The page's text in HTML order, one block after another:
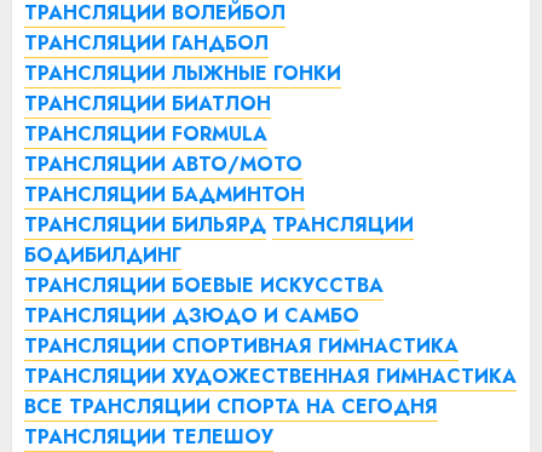
ТРАНСЛЯЦИИ ВОЛЕЙБОЛ
ТРАНСЛЯЦИИ ГАНДБОЛ
ТРАНСЛЯЦИИ ЛЫЖНЫЕ ГОНКИ
ТРАНСЛЯЦИИ БИАТЛОН
ТРАНСЛЯЦИИ FORMULA
ТРАНСЛЯЦИИ АВТО/МОТО
ТРАНСЛЯЦИИ БАДМИНТОН
ТРАНСЛЯЦИИ БИЛЬЯРД ТРАНСЛЯЦИИ
БОДИБИЛДИНГ
ТРАНСЛЯЦИИ БОЕВЫЕ ИСКУССТВА
ТРАНСЛЯЦИИ ДЗЮДО И САМБО
ТРАНСЛЯЦИИ СПОРТИВНАЯ ГИМНАСТИКА
ТРАНСЛЯЦИИ ХУДОЖЕСТВЕННАЯ ГИМНАСТИКА
ВСЕ ТРАНСЛЯЦИИ СПОРТА НА СЕГОДНЯ
ТРАНСЛЯЦИИ ТЕЛЕШОУ